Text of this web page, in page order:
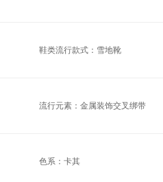
鞋类流行款式：雪地靴
流行元素：金属装饰交叉绑带
色系：卡其